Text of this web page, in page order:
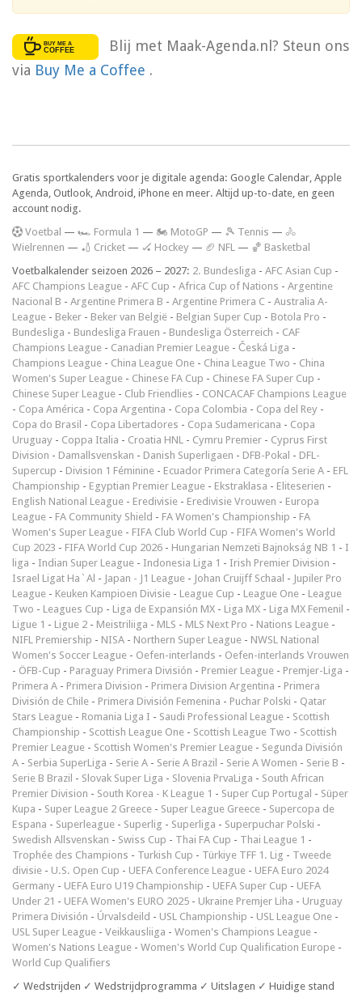
Blij met Maak-Agenda.nl? Steun ons
via Buy Me a Coffee .
Gratis sportkalenders voor je digitale agenda: Google Calendar, Apple
Agenda, Outlook, Android, iPhone en meer. Altijd up-to-date, en geen
account nodig.
Voetbal — 🏎️ Formula 1 — 🏍 MotoGP — 🎾 Tennis — 🚴
Wielrennen — 🏏 Cricket — 🏑 Hockey — 🏈 NFL — 🏀 Basketbal
Voetbalkalender seizoen 2026 – 2027: 2. Bundesliga - AFC Asian Cup -
AFC Champions League - AFC Cup - Africa Cup of Nations - Argentine
Nacional B - Argentine Primera B - Argentine Primera C - Australia A-
League - Beker - Beker van België - Belgian Super Cup - Botola Pro -
Bundesliga - Bundesliga Frauen - Bundesliga Österreich - CAF
Champions League - Canadian Premier League - Česká Liga -
Champions League - China League One - China League Two - China
Women's Super League - Chinese FA Cup - Chinese FA Super Cup -
Chinese Super League - Club Friendlies - CONCACAF Champions League
- Copa América - Copa Argentina - Copa Colombia - Copa del Rey -
Copa do Brasil - Copa Libertadores - Copa Sudamericana - Copa
Uruguay - Coppa Italia - Croatia HNL - Cymru Premier - Cyprus First
Division - Damallsvenskan - Danish Superligaen - DFB-Pokal - DFL-
Supercup - Division 1 Féminine - Ecuador Primera Categoría Serie A - EFL
Championship - Egyptian Premier League - Ekstraklasa - Eliteserien -
English National League - Eredivisie - Eredivisie Vrouwen - Europa
League - FA Community Shield - FA Women's Championship - FA
Women's Super League - FIFA Club World Cup - FIFA Women's World
Cup 2023 - FIFA World Cup 2026 - Hungarian Nemzeti Bajnokság NB 1 - I
liga - Indian Super League - Indonesia Liga 1 - Irish Premier Division -
Israel Ligat Ha`Al - Japan - J1 League - Johan Cruijff Schaal - Jupiler Pro
League - Keuken Kampioen Divisie - League Cup - League One - League
Two - Leagues Cup - Liga de Expansión MX - Liga MX - Liga MX Femenil -
Ligue 1 - Ligue 2 - Meistriliiga - MLS - MLS Next Pro - Nations League -
NIFL Premiership - NISA - Northern Super League - NWSL National
Women's Soccer League - Oefen-interlands - Oefen-interlands Vrouwen
- ÖFB-Cup - Paraguay Primera División - Premier League - Premjer-Liga -
Primera A - Primera Division - Primera Division Argentina - Primera
División de Chile - Primera División Femenina - Puchar Polski - Qatar
Stars League - Romania Liga I - Saudi Professional League - Scottish
Championship - Scottish League One - Scottish League Two - Scottish
Premier League - Scottish Women's Premier League - Segunda División
A - Serbia SuperLiga - Serie A - Serie A Brazil - Serie A Women - Serie B -
Serie B Brazil - Slovak Super Liga - Slovenia PrvaLiga - South African
Premier Division - South Korea - K League 1 - Super Cup Portugal - Süper
Kupa - Super League 2 Greece - Super League Greece - Supercopa de
Espana - Superleague - Superlig - Superliga - Superpuchar Polski -
Swedish Allsvenskan - Swiss Cup - Thai FA Cup - Thai League 1 -
Trophée des Champions - Turkish Cup - Türkiye TFF 1. Lig - Tweede
divisie - U.S. Open Cup - UEFA Conference League - UEFA Euro 2024
Germany - UEFA Euro U19 Championship - UEFA Super Cup - UEFA
Under 21 - UEFA Women's EURO 2025 - Ukraine Premjer Liha - Uruguay
Primera División - Úrvalsdeild - USL Championship - USL League One -
USL Super League - Veikkausliiga - Women's Champions League -
Women's Nations League - Women's World Cup Qualification Europe -
World Cup Qualifiers
✓ Wedstrijden ✓ Wedstrijdprogramma ✓ Uitslagen ✓ Huidige stand